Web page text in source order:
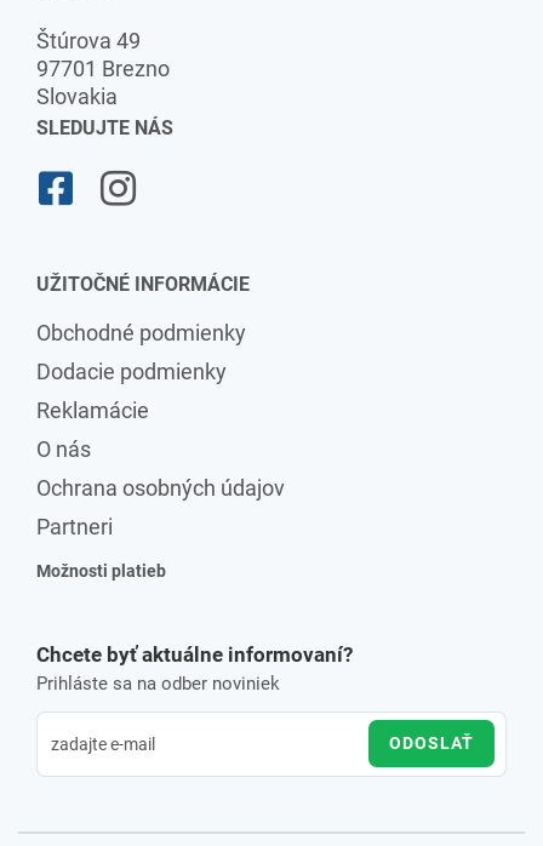
Štúrova 49
97701 Brezno
Slovakia
SLEDUJTE NÁS
UŽITOČNÉ INFORMÁCIE
Obchodné podmienky
Dodacie podmienky
Reklamácie
O nás
Ochrana osobných údajov
Partneri
Možnosti platieb
Chcete byť aktuálne informovaní?
Prihláste sa na odber noviniek
ODOSLAŤ